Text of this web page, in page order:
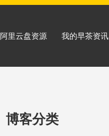
阿里云盘资源 我的早茶资讯
至
博客分类